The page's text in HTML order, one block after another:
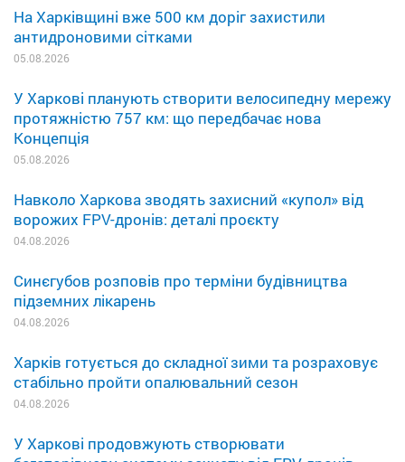
На Харківщині вже 500 км доріг захистили
антидроновими сітками
05.08.2026
У Харкові планують створити велосипедну мережу
протяжністю 757 км: що передбачає нова
Концепція
05.08.2026
Навколо Харкова зводять захисний «купол» від
ворожих FPV-дронів: деталі проєкту
04.08.2026
Синєгубов розповів про терміни будівництва
підземних лікарень
04.08.2026
Харків готується до складної зими та розраховує
стабільно пройти опалювальний сезон
04.08.2026
У Харкові продовжують створювати